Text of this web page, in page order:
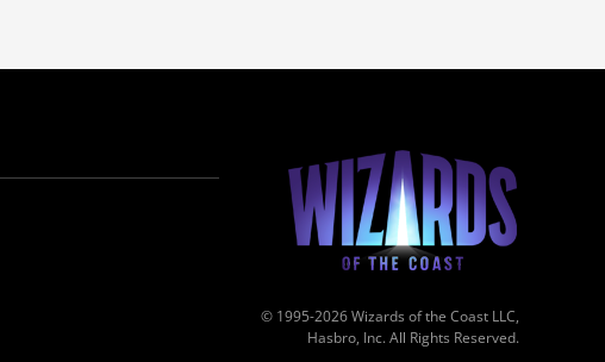
© 1995-2026 Wizards of the Coast LLC,
Hasbro, Inc. All Rights Reserved.